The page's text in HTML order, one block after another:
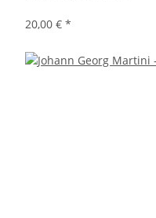
20,00 € *